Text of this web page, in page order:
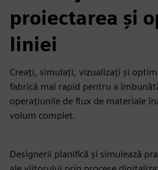
proiectarea și
liniei
Creați, simulați, vizualizați și
fabrică mai rapid pentru a
operațiunile de flux de materiale
volum complet.
Designerii planifică și simulează